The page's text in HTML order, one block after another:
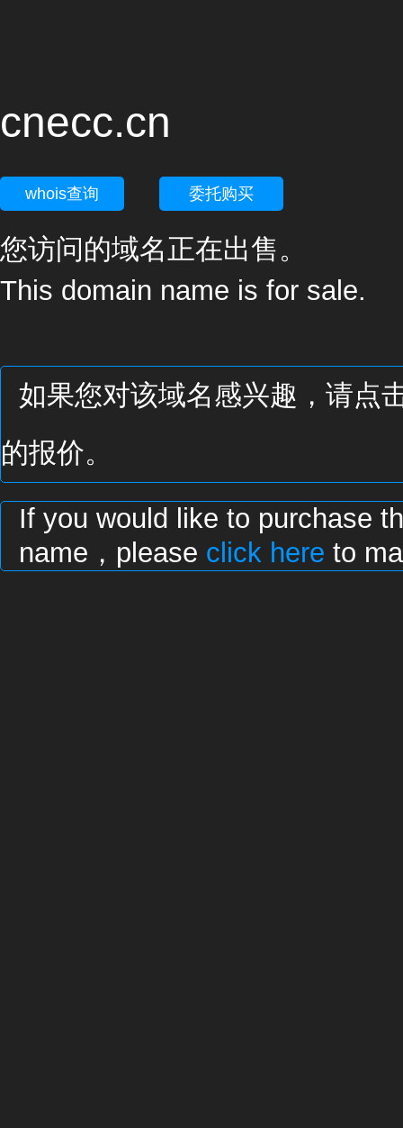
cnecc.cn
whois查询 委托购买
您访问的域名正在出售。
This domain name is for sale.
如果您对该域名感兴趣，请点
的报价。
If you would like to purchase
name，please click here to